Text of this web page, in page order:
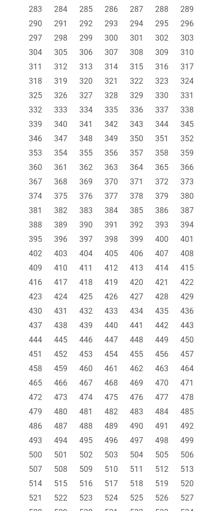
283
284 285 286 287 288
289
290
291 292 293 294 295
296
297
298 299 300 301 302
303
304
305 306 307 308 309
310
311
312 313 314 315 316
317
318
319 320 321 322 323
324
325
326 327 328 329 330
331
332
333 334 335 336 337
338
339
340 341 342 343 344
345
346
347 348 349 350 351
352
353
354 355 356 357 358
359
360
361 362 363 364 365
366
367
368 369 370 371 372
373
374
375 376 377 378 379
380
381
382 383 384 385 386
387
388
389 390 391 392 393
394
395
396 397 398 399 400
401
402
403 404 405 406 407
408
409
410 411 412 413 414
415
416
417 418 419 420 421
422
423
424 425 426 427 428
429
430
431 432 433 434 435
436
437
438 439 440 441 442
443
444
445 446 447 448 449
450
451
452 453 454 455 456
457
458
459 460 461 462 463
464
465
466 467 468 469 470
471
472
473 474 475 476 477
478
479
480 481 482 483 484
485
486
487 488 489 490 491
492
493
494 495 496 497 498
499
500
501 502 503 504 505
506
507
508 509 510 511 512
513
514
515 516 517 518 519
520
521
522 523 524 525 526
527